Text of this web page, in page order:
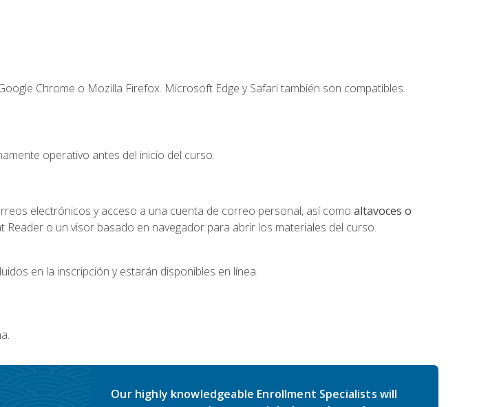
Chrome o Mozilla Firefox. Microsoft Edge y Safari también son compatibles.
operativo antes del inicio del curso.
electrónicos y acceso a una cuenta de correo personal, así como altavoces o
Reader o un visor basado en navegador para abrir los materiales del curso.
en la inscripción y estarán disponibles en línea.
Our highly knowledgeable Enrollment Specialists will